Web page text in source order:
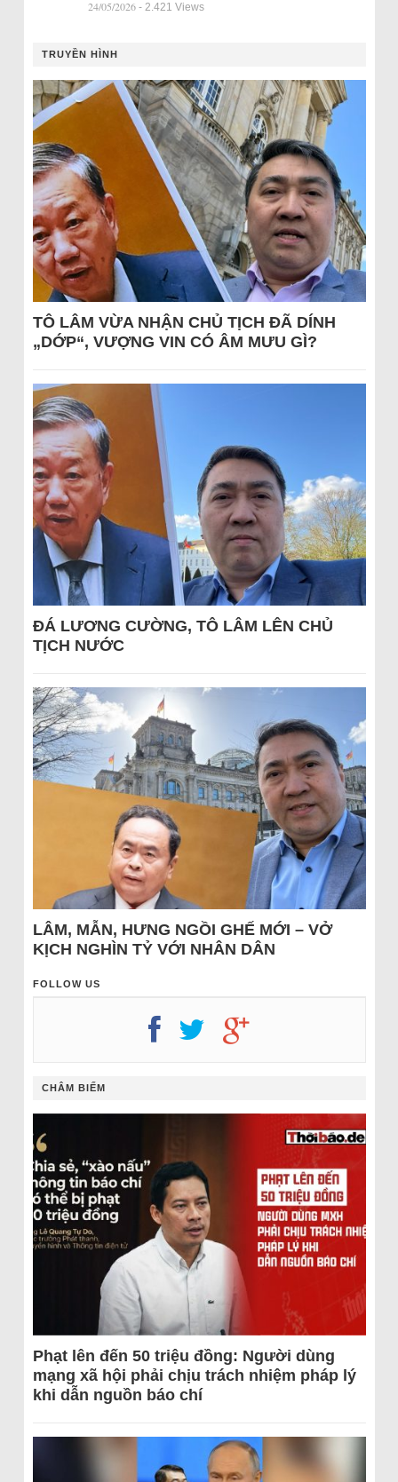
24/05/2026 - 2.421 Views
TRUYỀN HÌNH
TÔ LÂM VỪA NHẬN CHỦ TỊCH ĐÃ DÍNH
„DỚP“, VƯỢNG VIN CÓ ÂM MƯU GÌ?
ĐÁ LƯƠNG CƯỜNG, TÔ LÂM LÊN CHỦ
TỊCH NƯỚC
LÂM, MẪN, HƯNG NGỒI GHẾ MỚI – VỞ
KỊCH NGHÌN TỶ VỚI NHÂN DÂN
FOLLOW US
CHÂM BIẾM
Phạt lên đến 50 triệu đồng: Người dùng
mạng xã hội phải chịu trách nhiệm pháp lý
khi dẫn nguồn báo chí